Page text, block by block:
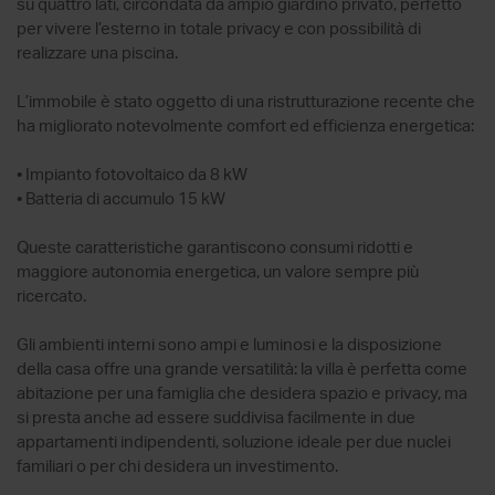
su quattro lati, circondata da ampio giardino privato, perfetto
per vivere l’esterno in totale privacy e con possibilità di
realizzare una piscina.
L’immobile è stato oggetto di una ristrutturazione recente che
ha migliorato notevolmente comfort ed efficienza energetica:
• Impianto fotovoltaico da 8 kW
• Batteria di accumulo 15 kW
Queste caratteristiche garantiscono consumi ridotti e
maggiore autonomia energetica, un valore sempre più
ricercato.
Gli ambienti interni sono ampi e luminosi e la disposizione
della casa offre una grande versatilità: la villa è perfetta come
abitazione per una famiglia che desidera spazio e privacy, ma
si presta anche ad essere suddivisa facilmente in due
appartamenti indipendenti, soluzione ideale per due nuclei
familiari o per chi desidera un investimento.